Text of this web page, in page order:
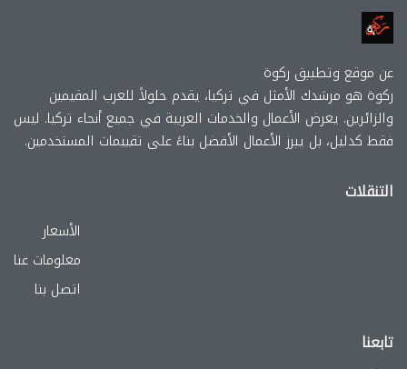
عن موقع وتطببق ركوة
ركوة هو مرشدك الأمثل في تركيا، يقدم حلولاً للعرب المقيمين
والزائرين. يعرض الأعمال والخدمات العربية في جميع أنحاء تركيا. ليس
فقط كدليل، بل يبرز الأعمال الأفضل بناءً على تقييمات المستخدمين.
التنقلات
الأسعار
معلومات عنا
اتصل بنا
تابعنا